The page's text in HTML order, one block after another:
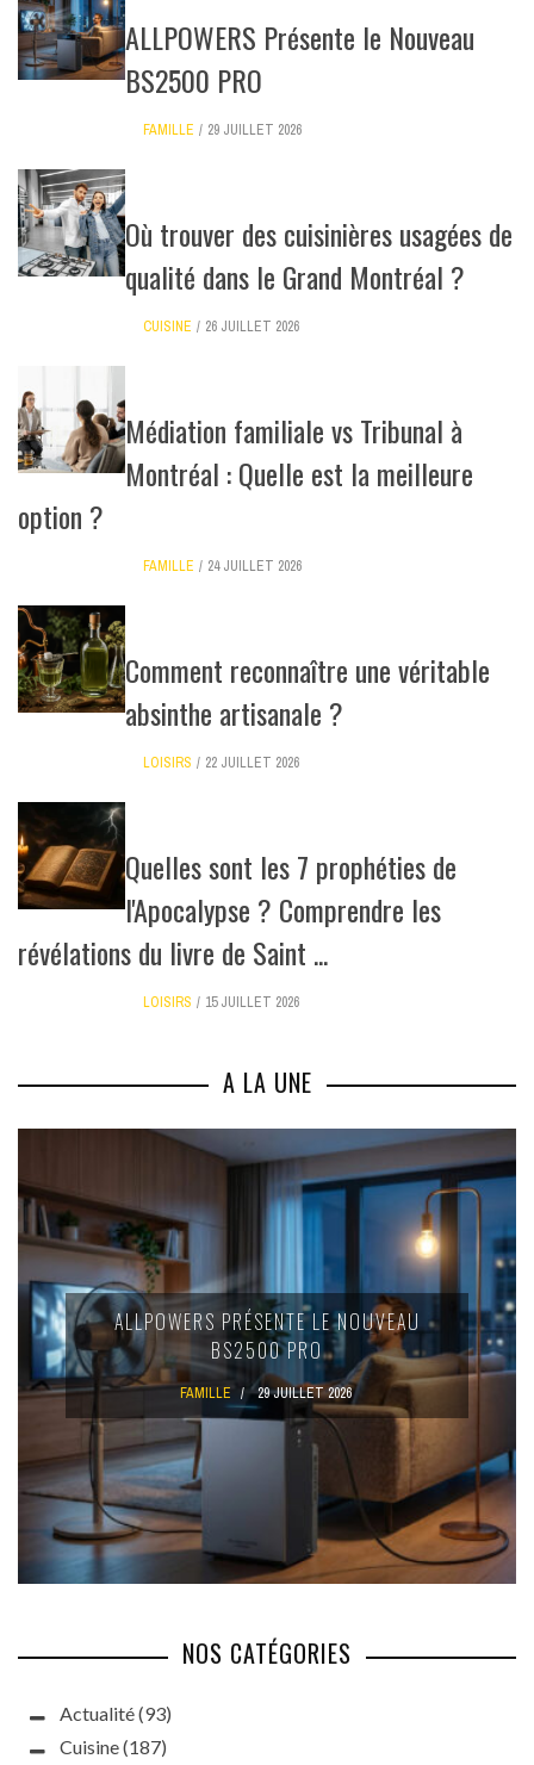
ALLPOWERS Présente le Nouveau
BS2500 PRO
FAMILLE 29 JUILLET 2026
Où trouver des cuisinières usagées de
qualité dans le Grand Montréal ?
CUISINE 26 JUILLET 2026
Médiation familiale vs Tribunal à
Montréal : Quelle est la meilleure
option ?
FAMILLE 24 JUILLET 2026
Comment reconnaître une véritable
absinthe artisanale ?
LOISIRS 22 JUILLET 2026
Quelles sont les 7 prophéties de
l'Apocalypse ? Comprendre les
révélations du livre de Saint ...
LOISIRS 15 JUILLET 2026
A LA UNE
ALLPOWERS PRÉSENTE LE NOUVEAU
BS2500 PRO
FAMILLE 29 JUILLET 2026
NOS CATÉGORIES
Actualité(93)
Cuisine(187)